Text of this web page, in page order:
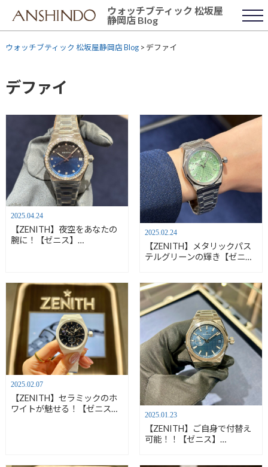
content
ウォッチブティック 松坂屋
静岡店 Blog
ウォッチブティック 松坂屋静岡店 Blog> デファイ
デファイ
2025.04.24
【ZENITH】夜空をあなたの
腕に！【ゼニス】
2025.02.24
【ZENITH】メタリックパス
テルグリーンの輝き【ゼニ
2025.02.07
【ZENITH】セラミックのホ
ワイトが魅せる！【ゼニス】
2025.01.23
【ZENITH】ご自身で付替え
可能！！【ゼニス】